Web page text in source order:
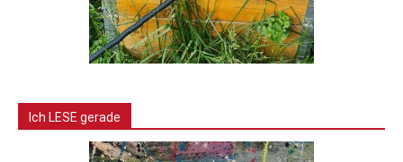
Ich LESE gerade